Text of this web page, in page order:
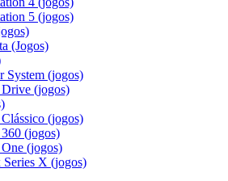
5 (jogos)
(Jogos)
System (jogos)
(jogos)
(jogos)
(jogos)
(jogos)
X (jogos)